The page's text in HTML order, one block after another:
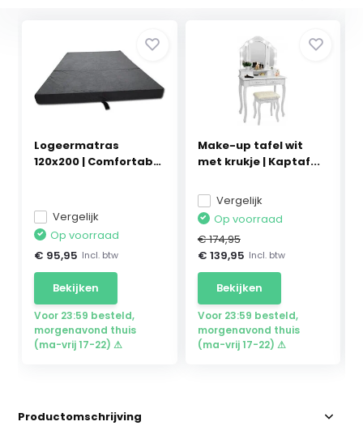
Logeermatras
120x200 | Comfortabel
Vergelijk
Op voorraad
€ 95,95 Incl. btw
Bekijken
Voor 23:59 besteld,
morgenavond thuis
(ma-vrij 17-22) ⚠
Make-up tafel wit
met krukje | Kaptaf...
Vergelijk
Op voorraad
€ 174,95
€ 139,95 Incl. btw
Bekijken
Voor 23:59 besteld,
morgenavond thuis
(ma-vrij 17-22) ⚠
Productomschrijving